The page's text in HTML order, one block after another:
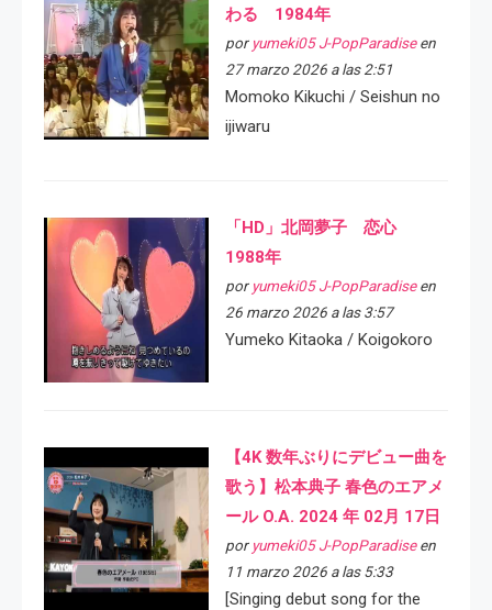
わる 1984年
por yumeki05 J-PopParadiseen
27 marzo 2026 a las 2:51
Momoko Kikuchi / Seishun no
ijiwaru
「HD」北岡夢子 恋心
1988年
por yumeki05 J-PopParadiseen
26 marzo 2026 a las 3:57
Yumeko Kitaoka / Koigokoro
【4K 数年ぶりにデビュー曲を
歌う】松本典子 春色のエアメ
ール O.A. 2024 年 02月 17日
por yumeki05 J-PopParadiseen
11 marzo 2026 a las 5:33
[Singing debut song for the